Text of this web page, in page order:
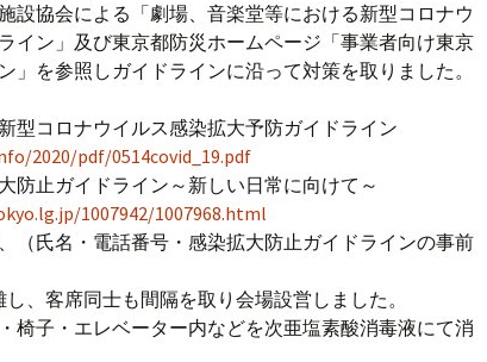
設協会による「劇場、音楽堂等における新型コロナウ
イン」及び東京都防災ホームページ「事業者向け東京
」を参照しガイドラインに沿って対策を取りました。
型コロナウイルス感染拡大予防ガイドライン
2020/pdf/0514covid_19.pdf
防止ガイドライン～新しい日常に向けて～
1007942/1007968.html
（氏名・電話番号・感染拡大防止ガイドラインの事前
、客席同士も間隔を取り会場設営しました。
椅子・エレベーター内などを次亜塩素酸消毒液にて消